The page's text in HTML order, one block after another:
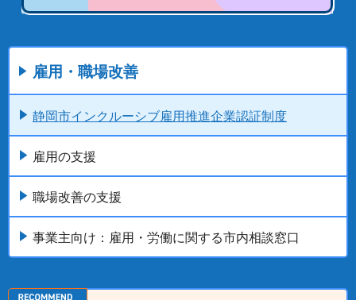
雇用・職場改善
静岡市インクルーシブ雇用推進企業認証制度
雇用の支援
職場改善の支援
事業主向け：雇用・労働に関する市内相談窓口